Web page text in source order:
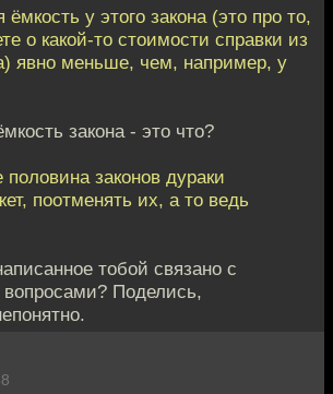
у этого закона (это про то,
о какой-то стоимости справки из
явно меньше, чем, например, у
закона - это что?
законов дураки
поотменять их, а то ведь
тобой связано с
Поделись,